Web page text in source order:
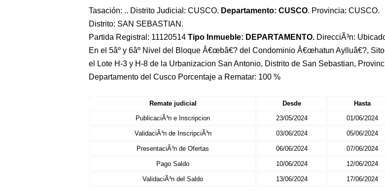
Tasación: .. Distrito Judicial: CUSCO. Departamento: CUSCO. Provincia: CUSCO.
Distrito: SAN SEBASTIAN.
Partida Registral: 11120514 Tipo Inmueble: DEPARTAMENTO. DirecciÃ³n:
En el 5âº y 6âº Nivel del Bloque Â€œbâ€? del Condominio Â€œhatun Aylluâ€?,
el Lote H-3 y H-8 de la Urbanizacion San Antonio, Distrito de San Sebastian,
Departamento del Cusco Porcentaje a Rematar: 100 %
Remate judicial Desde
Hasta
PublicaciÃ³n e Inscripcion
23/05/2024 01/06/2024
ValidaciÃ³n de InscripciÃ³n 03/06/2024 05/06/2024
PresentaciÃ³n de Ofertas 06/06/2024 07/06/2024
Pago Saldo 10/06/2024 12/06/2024
ValidaciÃ³n del Saldo 13/06/2024 17/06/2024